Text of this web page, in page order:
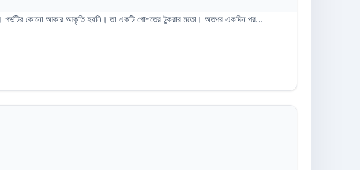
হয়। গর্ভটির কোনো আকার আকৃতি হয়নি। তা একটি গোশতের টুকরার মতো। অতপর একদিন পর...